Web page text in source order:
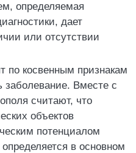
определяемая
дает
или отсутствии
по косвенным признакам
заболевание. Вместе с
считают, что
объектов
потенциалом
в основном